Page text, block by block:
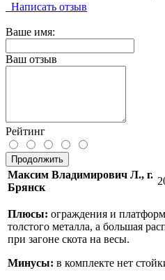
Написать отзыв
Ваше имя:
Ваш отзыв
Рейтинг
Продолжить
Максим Владимирович Л., г.
Брянск
Плюсы: ограждения и
толстого металла, а большая
при загоне скота на весы.
Минусы: в комплекте нет